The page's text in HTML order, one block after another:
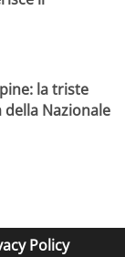
la triste
Nazionale
Policy